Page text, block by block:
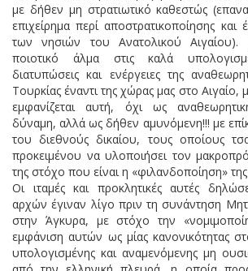
με δήθεν μη στρατιωτικό καθεστώς
επιχείρημα περί αποστρατικοποίησης και
των νησιών του Ανατολικού Αιγαίου).
ποιοτικό άλμα στις καλά
διατυπώσεις και ενέργειες της
Τουρκίας έναντι της χώρας μας στο Αιγαίο,
εμφανίζεται αυτή, όχι ως
δύναμη, αλλά ως δήθεν αμυνόμενη!!! με
του διεθνούς δικαίου, τους οποίους
προκειμένου να υλοποιήσει τον
της στόχο που είναι η «φιλανδοποίηση»
Οι ιταμές και προκλητικές αυτές
αρχών έγιναν λίγο πριν τη συνάντηση
στην Άγκυρα, με στόχο την
εμφάνιση αυτών ως μίας κανονικότητας
υπολογισμένης και αναμενόμενης μη